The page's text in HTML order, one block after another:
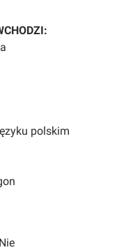
polskim